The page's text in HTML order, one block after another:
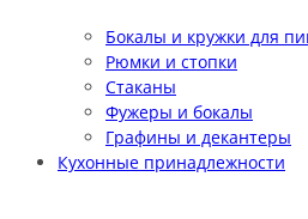
Бокалы и кружки для
Рюмки и стопки
Стаканы
Фужеры и бокалы
Графины и декантеры
Кухонные принадлежности